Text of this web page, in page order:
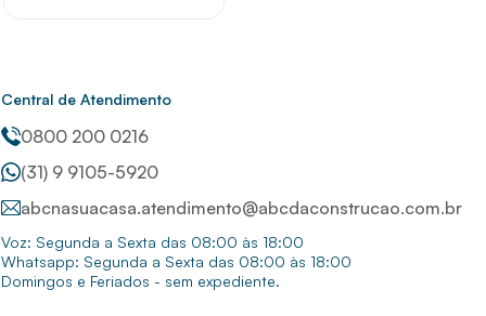
Central de Atendimento
0800 200 0216
(31) 9 9105-5920
abcnasuacasa.atendimento@abcdaconstrucao.com.br
Voz: Segunda a Sexta das 08:00 às 18:00
Whatsapp: Segunda a Sexta das 08:00 às 18:00
Domingos e Feriados - sem expediente.